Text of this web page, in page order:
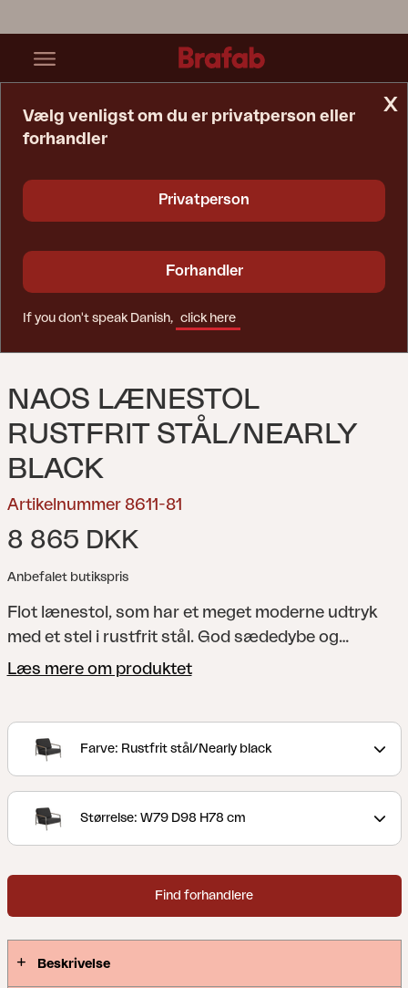
NAOS LÆNESTOL
RUSTFRIT STÅL/NEARLY
BLACK
Artikelnummer 8611-81
8 865 DKK
Anbefalet butikspris
Flot lænestol, som har et meget moderne udtryk
med et stel i rustfrit stål. God sædedybe og
komfortabel hældning -; her kan du koble af med
gennemtænkte udtryk. Rigtig gode hynder med
modstandsdygtigt skum, som er beklædt med
her er en sofagruppe med flotte detaljer og vinkler.
Rene linjer og tidløst design i en moderne version.
moderne loungestil. Et spændende miks af
Læs mere om produktet
Farve: Rustfrit stål/Nearly black
Størrelse: W79 D98 H78 cm
Find forhandlere
Beskrivelse
x
Vælg venligst om du er privatperson eller
forhandler
Privatperson
Forhandler
If you don't speak Danish, click here